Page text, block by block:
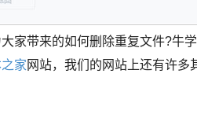
家带来的如何删除重复文件?牛
家 网站，我们的网站上还有许